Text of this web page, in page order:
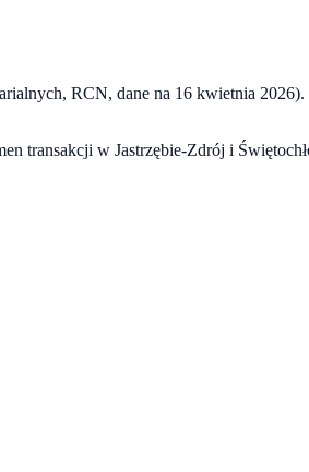
RCN, dane na 16 kwietnia 2026).
transakcji w Jastrzębie-Zdrój i